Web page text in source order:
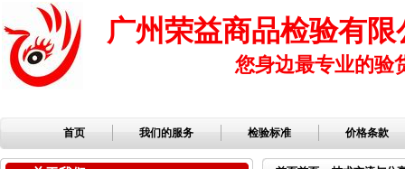
广州荣益商品检验有限
您身边最专业的验
首页 我们的服务 检验标准 价格条款